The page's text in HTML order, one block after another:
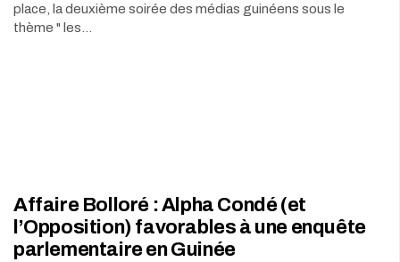
place, la deuxième soirée des médias guinéens sous le
thème " les…
Affaire Bolloré : Alpha Condé (et
l’Opposition) favorables à une enquête
parlementaire en Guinée